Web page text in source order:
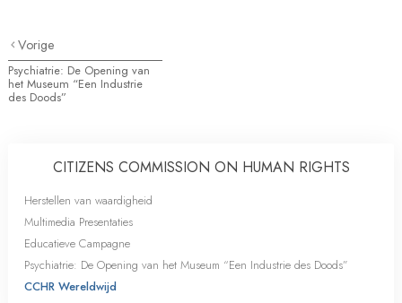
Vorige
Psychiatrie: De Opening van
het Museum “Een Industrie
des Doods”
CITIZENS COMMISSION ON HUMAN RIGHTS
Herstellen van waardigheid
Multimedia Presentaties
Educatieve Campagne
Psychiatrie: De Opening van het Museum “Een Industrie des Doods”
CCHR Wereldwijd